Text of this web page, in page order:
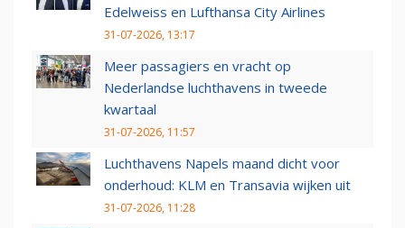
Edelweiss en Lufthansa City Airlines
31-07-2026, 13:17
Meer passagiers en vracht op
Nederlandse luchthavens in tweede
kwartaal
31-07-2026, 11:57
Luchthavens Napels maand dicht voor
onderhoud: KLM en Transavia wijken uit
31-07-2026, 11:28